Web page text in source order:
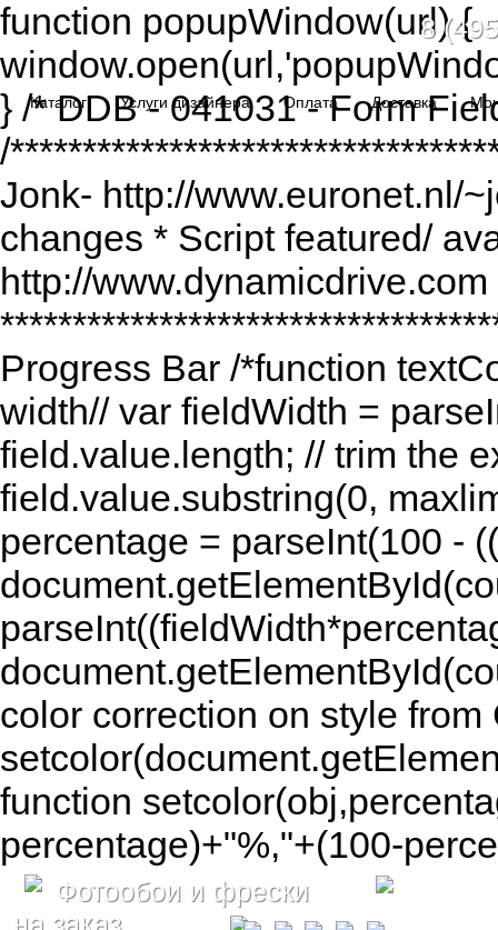
function popupWindow(url) {
} /* DDB - 041031 - Form
/
Jonk- http://www.euronet.nl/
changes * Script featured/
http://
Progress Bar /*function
width// var fieldWidth =
field.value.length; // trim the
field.value.substring(0,
percentage = parseInt(100 -
color correction on style
function
percentage)+"%,"+(100-
Фотообои и фрески
на заказ
8
Каталог Услуги дизайнера Оплата Доставка